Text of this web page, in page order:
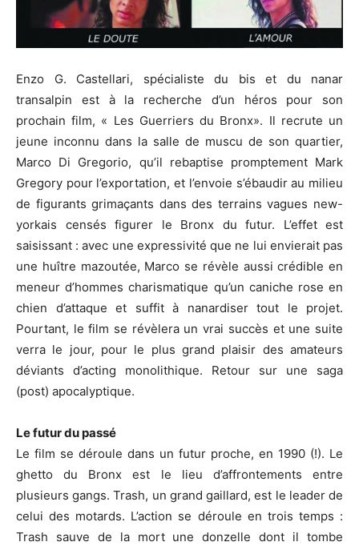
Enzo G. Castellari, spécialiste du bis et du nanar
transalpin est à la recherche d’un héros pour son
prochain film, « Les Guerriers du Bronx». Il recrute un
jeune inconnu dans la salle de muscu de son quartier,
Marco Di Gregorio, qu’il rebaptise promptement Mark
Gregory pour l’exportation, et l’envoie s’ébaudir au milieu
de figurants grimaçants dans des terrains vagues new-
yorkais censés figurer le Bronx du futur. L’effet est
saisissant : avec une expressivité que ne lui envierait pas
une huître mazoutée, Marco se révèle aussi crédible en
meneur d’hommes charismatique qu’un caniche rose en
chien d’attaque et suffit à nanardiser tout le projet.
Pourtant, le film se révèlera un vrai succès et une suite
verra le jour, pour le plus grand plaisir des amateurs
déviants d’acting monolithique. Retour sur une saga
(post) apocalyptique.
Le futur du passé
Le film se déroule dans un futur proche, en 1990 (!). Le
ghetto du Bronx est le lieu d’affrontements entre
plusieurs gangs. Trash, un grand gaillard, est le leader de
celui des motards. L’action se déroule en trois temps :
Trash sauve de la mort une donzelle dont il tombe